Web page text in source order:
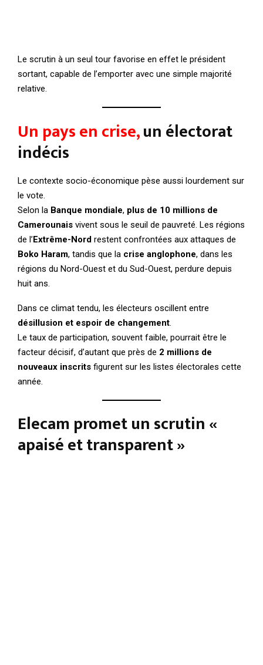
Le scrutin à un seul tour favorise en effet le président
sortant, capable de l’emporter avec une simple majorité
relative.
Un pays en crise,un électorat
indécis
Le contexte socio-économique pèse aussi lourdement sur
le vote.
Selon la Banque mondiale, plus de 10 millions de
Camerounais vivent sous le seuil de pauvreté. Les régions
de l’Extrême-Nord restent confrontées aux attaques de
Boko Haram, tandis que la crise anglophone, dans les
régions du Nord-Ouest et du Sud-Ouest, perdure depuis
huit ans.
Dans ce climat tendu, les électeurs oscillent entre
désillusion et espoir de changement
Le taux de participation, souvent faible, pourrait être le
facteur décisif, d’autant que près de 2 millions de
nouveaux inscrits figurent sur les listes électorales cette
année.
Elecam promet un scrutin «
apaisé et transparent »